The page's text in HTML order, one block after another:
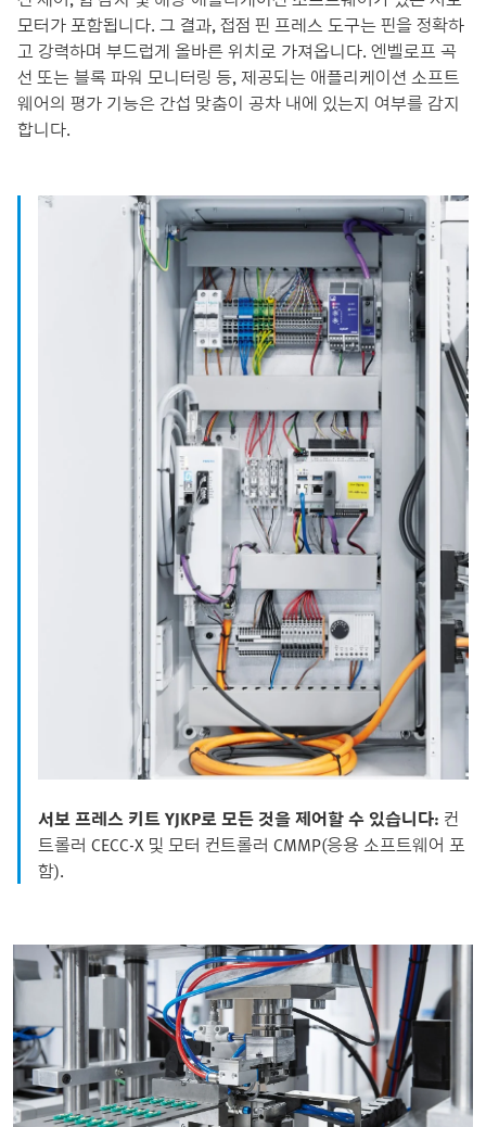
모터가 포함됩니다. 그 결과, 접점 핀 프레스 도구는 핀을 정확하
고 강력하며 부드럽게 올바른 위치로 가져옵니다. 엔벨로프 곡
선 또는 블록 파워 모니터링 등, 제공되는 애플리케이션 소프트
웨어의 평가 기능은 간섭 맞춤이 공차 내에 있는지 여부를 감지
합니다.
서보 프레스 키트 YJKP로 모든 것을 제어할 수 있습니다: 컨
트롤러 CECC-X 및 모터 컨트롤러 CMMP(응용 소프트웨어 포
함).